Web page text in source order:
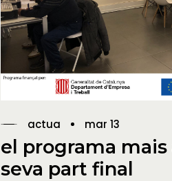
actua mar 13
el programa mais
seva part final